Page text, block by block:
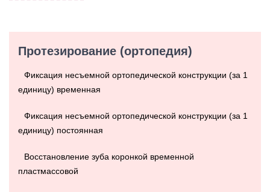
Протезирование (ортопедия)
Фиксация несъемной ортопедической конструкции (за 1
единицу) временная
Фиксация несъемной ортопедической конструкции (за 1
единицу) постоянная
Восстановление зуба коронкой временной
пластмассовой